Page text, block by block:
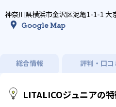
神奈川県横浜市金沢区泥亀1-1-1 大
Google Map
総合情報 評判・口コ
LITALICOジュニアの